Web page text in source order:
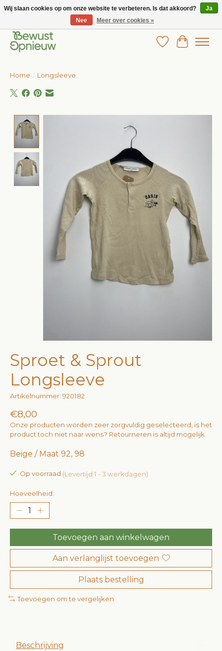
Wij bieden het grootste aanbod in betaalbare kinderkleding!
Verlanglijst
Home / Longsleeve
Sproet & Sprout
Longsleeve
Artikelnummer: 920182
€8,00
Onze producten worden zeer zorgvuldig geselecteerd, is het
product toch niet naar wens? Retourneren is altijd mogelijk.
Beige / Maat 92, 98
Op voorraad (Levertijd:1 - 3 werkdagen)
Hoeveelheid:
Toevoegen aan winkelwagen
Aan verlanglijst toevoegen
Plaats bestelling
Toevoegen om te vergelijken
Beschrijving
Wij slaan cookies op om onze website te verbeteren. Is dat akkoord?
Ja
Nee
Meer over cookies »